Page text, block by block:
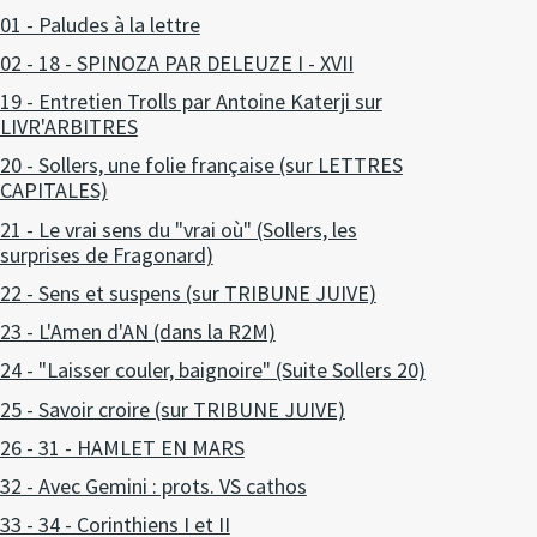
01 - Paludes à la lettre
02 - 18 - SPINOZA PAR DELEUZE I - XVII
19 - Entretien Trolls par Antoine Katerji sur
LIVR'ARBITRES
20 - Sollers, une folie française (sur LETTRES
CAPITALES)
21 - Le vrai sens du "vrai où" (Sollers, les
surprises de Fragonard)
22 - Sens et suspens (sur TRIBUNE JUIVE)
23 - L'Amen d'AN (dans la R2M)
24 - "Laisser couler, baignoire" (Suite Sollers 20)
25 - Savoir croire (sur TRIBUNE JUIVE)
26 - 31 - HAMLET EN MARS
32 - Avec Gemini : prots. VS cathos
33 - 34 - Corinthiens I et II